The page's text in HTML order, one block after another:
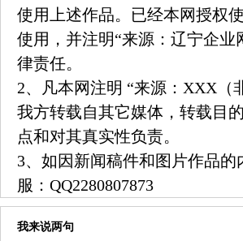
使用上述作品。已经本网授权
使用，并注明“来源：辽宁企
律责任。
2、凡本网注明 “来源：XXX（
我方转载自其它媒体，转载目
点和对其真实性负责。
3、如因新闻稿件和图片作品
服： QQ2280807873
我来说两句